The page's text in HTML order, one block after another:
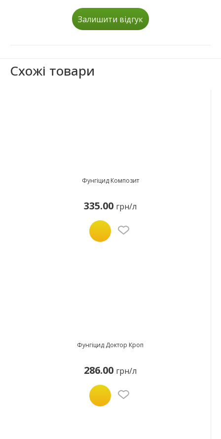
Залишити відгук
Схожі товари
Фунгіцид Композит
335.00 грн/л
Фунгіцид Доктор Кроп
286.00 грн/л